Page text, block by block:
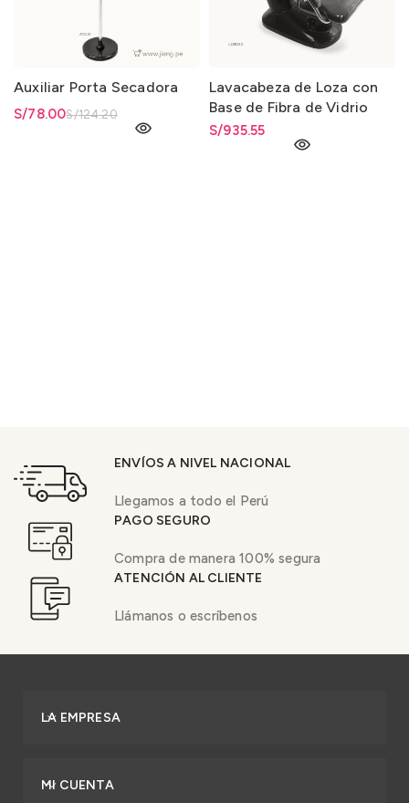
Auxiliar Porta Secadora
S/124.20
El precio original era:
S/78.00
El precio actual es: S/78.00.
Lavacabeza de Loza con
Base de Fibra de Vidrio
0325
S/935.55
ENVÍOS A NIVEL NACIONAL
Llegamos a todo el Perú
PAGO SEGURO
Compra de manera 100% segura
ATENCIÓN AL CLIENTE
Llámanos o escríbenos
LA EMPRESA
MI CUENTA